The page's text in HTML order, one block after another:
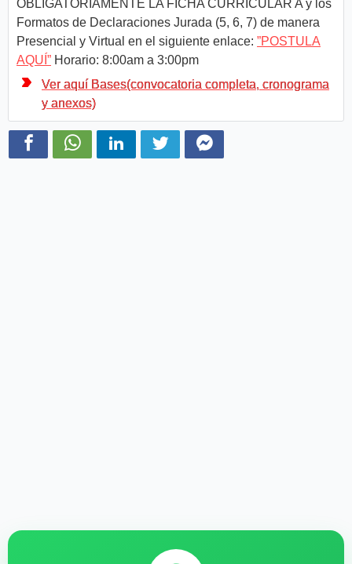
OBLIGATORIAMENTE LA FICHA CURRICULAR A y los
Formatos de Declaraciones Jurada (5, 6, 7) de manera
Presencial y Virtual en el siguiente enlace: ”POSTULA
AQUÍ” Horario: 8:00am a 3:00pm
Ver aquí Bases(convocatoria completa, cronograma
y anexos)